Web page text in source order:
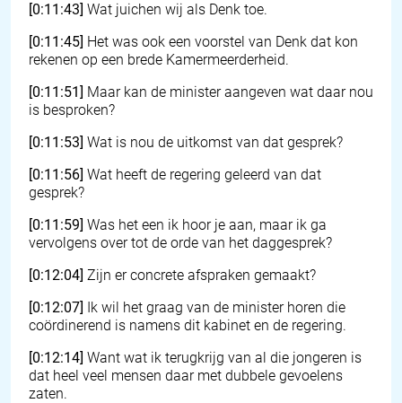
[0:11:43] Wat juichen wij als Denk toe.
[0:11:45] Het was ook een voorstel van Denk dat kon
rekenen op een brede Kamermeerderheid.
[0:11:51] Maar kan de minister aangeven wat daar nou
is besproken?
[0:11:53] Wat is nou de uitkomst van dat gesprek?
[0:11:56] Wat heeft de regering geleerd van dat
gesprek?
[0:11:59] Was het een ik hoor je aan, maar ik ga
vervolgens over tot de orde van het daggesprek?
[0:12:04] Zijn er concrete afspraken gemaakt?
[0:12:07] Ik wil het graag van de minister horen die
coördinerend is namens dit kabinet en de regering.
[0:12:14] Want wat ik terugkrijg van al die jongeren is
dat heel veel mensen daar met dubbele gevoelens
zaten.